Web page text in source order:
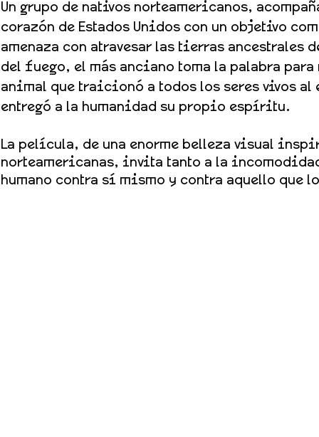
Un grupo de nativos norteamericanos,
corazón de Estados Unidos con un objetivo
amenaza con atravesar las tierras ancestrales
del fuego, el más anciano toma la palabra
animal que traicionó a todos los seres vivos
entregó a la humanidad su propio espíritu.
La película, de una enorme belleza visual
norteamericanas, invita tanto a la
humano contra sí mismo y contra aquello que